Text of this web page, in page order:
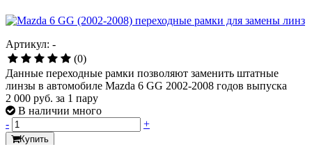
Артикул: -
(0)
Данные переходные рамки позволяют заменить штатные
линзы в автомобиле Mazda 6 GG 2002-2008 годов выпуска
2 000 руб. за 1 пару
В наличии много
-
+
Купить